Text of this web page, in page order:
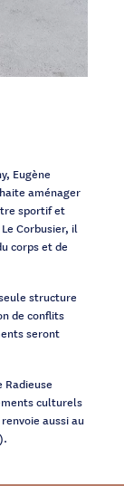
Eugène
aménager
sportif et
Corbusier, il
corps et de
structure
de conflits
seront
culturels
aussi au